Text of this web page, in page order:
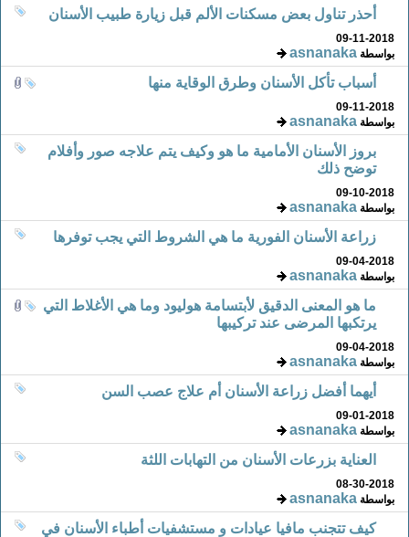
أحذر تناول بعض مسكنات الألم قبل زيارة طبيب الأسنان
09-11-2018
بواسطةasnanaka
أسباب تأكل الأسنان وطرق الوقاية منها
09-11-2018
بواسطةasnanaka
بروز الأسنان الأمامية ما هو وكيف يتم علاجه صور وأفلام
توضح ذلك
09-10-2018
بواسطةasnanaka
زراعة الأسنان الفورية ما هي الشروط التي يجب توفرها
09-04-2018
بواسطةasnanaka
ما هو المعنى الدقيق لأبتسامة هوليود وما هي الأغلاط التي
يرتكبها المرضى عند تركيبها
09-04-2018
بواسطةasnanaka
أيهما أفضل زراعة الأسنان أم علاج عصب السن
09-01-2018
بواسطةasnanaka
العناية بزرعات الأسنان من التهابات اللثة
08-30-2018
بواسطةasnanaka
كيف تتجنب مافيا عيادات و مستشفيات أطباء الأسنان في